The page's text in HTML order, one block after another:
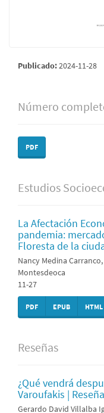
Publicado:2024-11-28
Número
PDF
Estudios
La Afectación
pandemia:
Floresta de la
Nancy Medina
Montesdeoca
11-27
PDF EPUB HTML
Reseñas
¿Qué vendrá
Varoufakis | Reseña
Gerardo David Villalba